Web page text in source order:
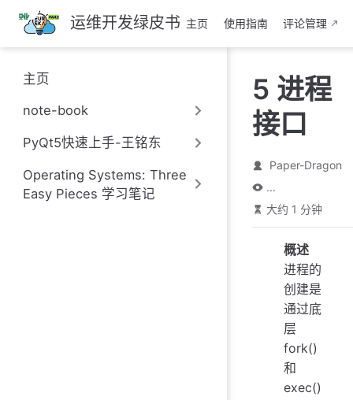
跳
至
主
要
內
运维开发绿皮书 主页 使用指南 评论管理
主页
note-book
PyQt5快速上手-王铭东
Operating Systems: Three
Easy Pieces 学习笔记
5 进程
接口
Paper-Dragon
...
大约 1 分钟
概述
进程的
创建是
通过底
层
fork()
和
exec()